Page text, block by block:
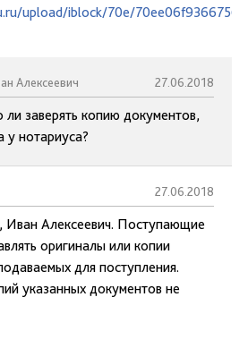
upload/iblock/70e/
Алексеевич 27.06.2018
заверять копию документов,
у нотариуса?
27.06.2018
Иван Алексеевич. Поступающие
оригиналы или копии
для поступления.
указанных документов не